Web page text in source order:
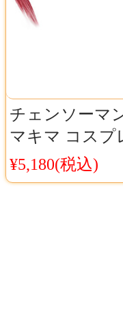
チェンソーマ
マキマ コスプ
Cosyaya通販 送
¥5,180(税込)